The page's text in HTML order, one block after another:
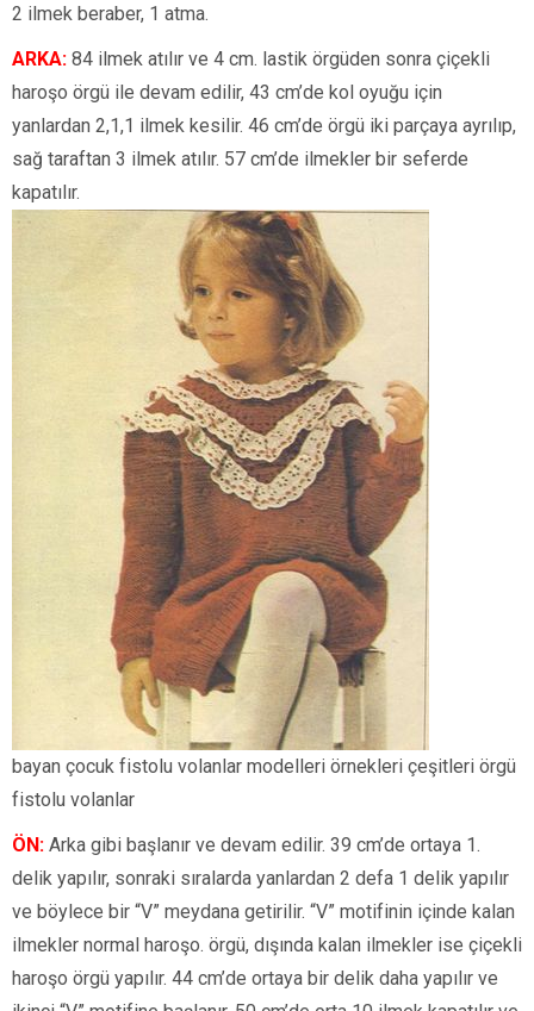
2 ilmek beraber, 1 atma.
ARKA: 84 ilmek atılır ve 4 cm. lastik örgüden sonra çiçekli
haroşo örgü ile devam edilir, 43 cm’de kol oyuğu için
yanlardan 2,1,1 ilmek kesilir. 46 cm’de örgü iki parçaya ayrılıp,
sağ taraftan 3 ilmek atılır. 57 cm’de ilmekler bir seferde
kapatılır.
bayan çocuk fistolu volanlar modelleri örnekleri çeşitleri örgü
fistolu volanlar
ÖN: Arka gibi başlanır ve devam edilir. 39 cm’de ortaya 1.
delik yapılır, sonraki sıralarda yanlardan 2 defa 1 delik yapılır
ve böylece bir “V” meydana getirilir. “V” motifinin içinde kalan
ilmekler normal haroşo. örgü, dışında kalan ilmekler ise çiçekli
haroşo örgü yapılır. 44 cm’de ortaya bir delik daha yapılır ve